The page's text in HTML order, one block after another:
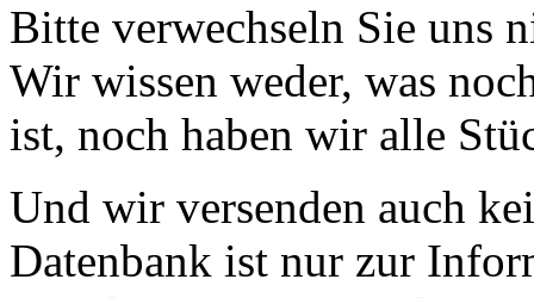
Bitte verwechseln Sie uns
Wir wissen weder, was
ist, noch haben wir alle
Und wir versenden auch
Datenbank ist nur zur